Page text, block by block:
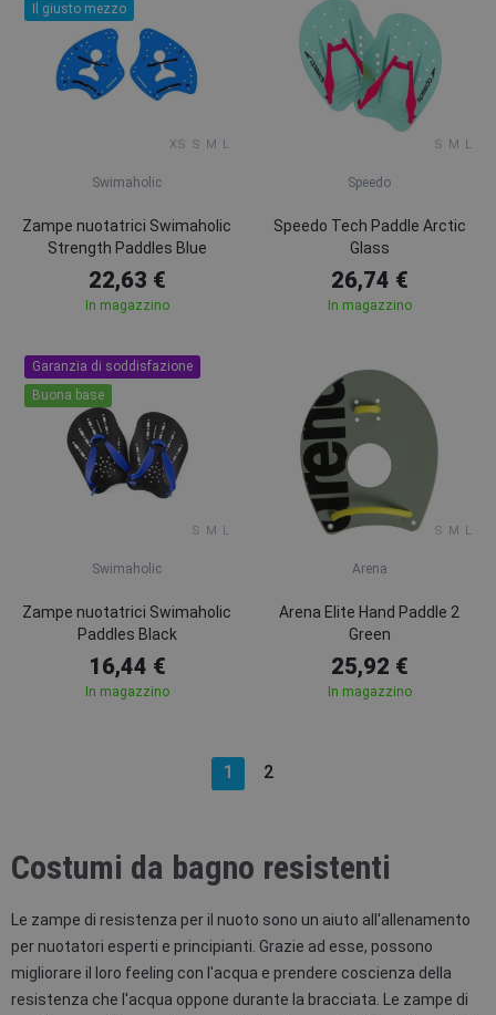
Il giusto mezzo
XS S M L
Swimaholic
Zampe nuotatrici Swimaholic
Strength Paddles Blue
22,63 €
In magazzino
S M L
Speedo
Speedo Tech Paddle Arctic
Glass
26,74 €
In magazzino
Garanzia di soddisfazione
Buona base
S M L
Swimaholic
Zampe nuotatrici Swimaholic
Paddles Black
16,44 €
In magazzino
S M L
Arena
Arena Elite Hand Paddle 2
Green
25,92 €
In magazzino
1 2
Costumi da bagno resistenti
Le zampe di resistenza per il nuoto sono un aiuto all'allenamento
per nuotatori esperti e principianti. Grazie ad esse, possono
migliorare il loro feeling con l'acqua e prendere coscienza della
resistenza che l'acqua oppone durante la bracciata. Le zampe di